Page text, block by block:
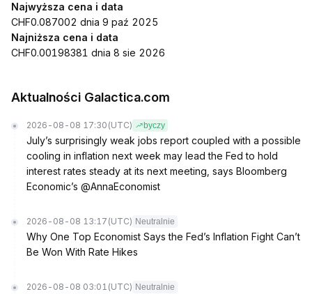
Najwyższa cena i data
CHF0.087002 dnia 9 paź 2025
Najniższa cena i data
CHF0.00198381 dnia 8 sie 2026
Aktualności Galactica.com
2026-08-08 17:30 (UTC) byczy
July’s surprisingly weak jobs report coupled with a possible
cooling in inflation next week may lead the Fed to hold
interest rates steady at its next meeting, says Bloomberg
Economic’s @AnnaEconomist
2026-08-08 13:17 (UTC) Neutralnie
Why One Top Economist Says the Fed’s Inflation Fight Can’t
Be Won With Rate Hikes
2026-08-08 03:01 (UTC) Neutralnie